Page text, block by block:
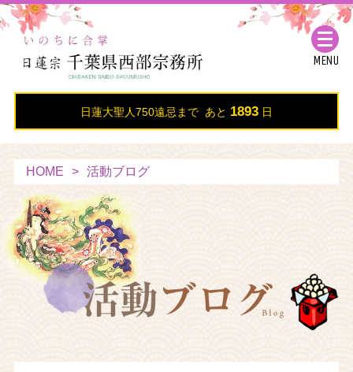
MENU
日蓮大聖人750遠忌まで あと 1893 日
HOME 活動ブログ